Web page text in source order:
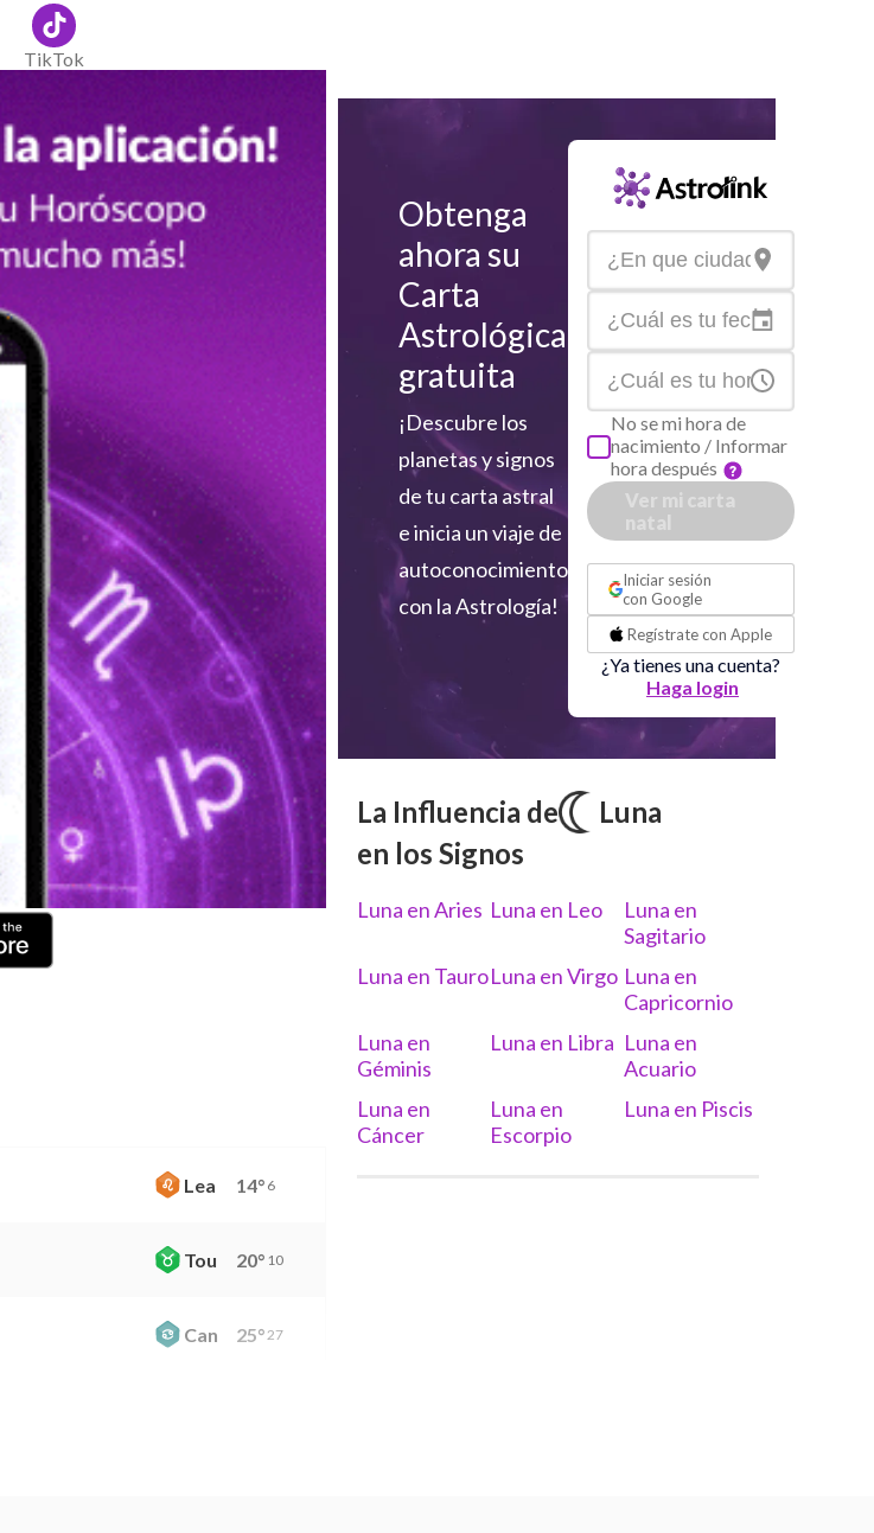
TikTok
Lea 14° 6
Tou 20° 10
Can 25°27
La Influencia de
Luna
en los Signos
Luna en Aries
Luna en Tauro
Luna en
Géminis
Luna en
Cáncer
Luna en Leo
Luna en Virgo
Luna en Libra
Luna en
Escorpio
Luna en
Sagitario
Luna en
Capricornio
Luna en
Acuario
Luna en Piscis
Obtenga
ahora su
Carta
Astrológica
gratuita
¡Descubre los
planetas y signos
de tu carta astral
e inicia un viaje de
autoconocimiento
con la Astrología!
No se mi hora de
nacimiento / Informar
hora después
Iniciar sesión
con Google
Regístrate con Apple
¿Ya tienes una cuenta?
Haga login